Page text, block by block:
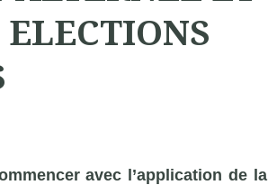
avec l’application de la